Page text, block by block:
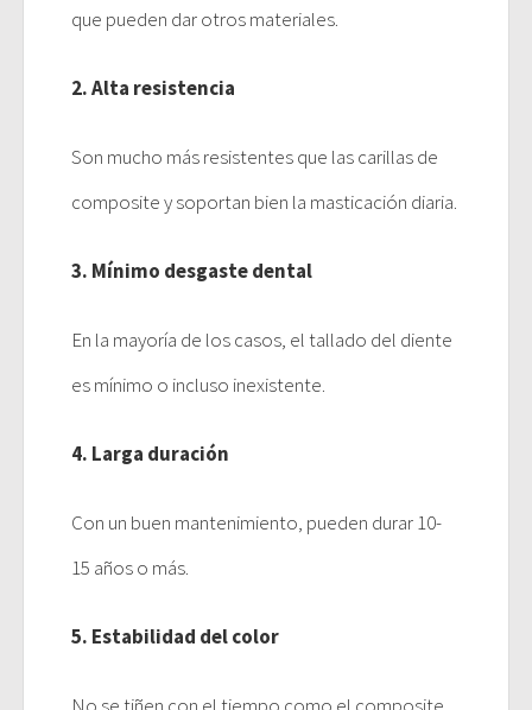
que pueden dar otros materiales.
2. Alta resistencia
Son mucho más resistentes que las carillas de
composite y soportan bien la masticación diaria.
3. Mínimo desgaste dental
En la mayoría de los casos, el tallado del diente
es mínimo o incluso inexistente.
4. Larga duración
Con un buen mantenimiento, pueden durar 10-
15 años o más.
5. Estabilidad del color